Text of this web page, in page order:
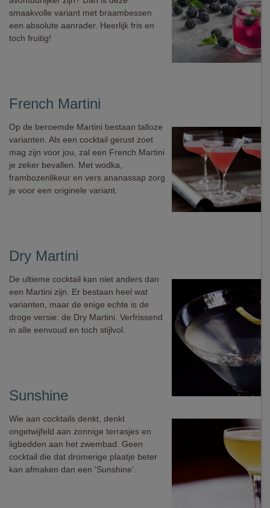
smaakvolle variant met braambessen
een absolute aanrader. Heerlijk fris en
toch fruitig!
French Martini
Op de beroemde Martini bestaan talloze
varianten. Als een cocktail gerust zoet
mag zijn voor jou, zal een French Martini
je zeker bevallen. Met wodka,
frambozenlikeur en vers ananassap zorg
je voor een originele variant.
Dry Martini
De ultieme cocktail kan niet anders dan
een Martini zijn. Er bestaan heel wat
varianten, maar de enige echte is de
droge versie: de Dry Martini. Verfrissend
in alle eenvoud en toch stijlvol.
Sunshine
Wie aan cocktails denkt, denkt
ongetwijfeld aan zonnige terrasjes en
ligbedden aan het zwembad. Geen
cocktail die dat dromerige plaatje beter
kan afmaken dan een 'Sunshine'.